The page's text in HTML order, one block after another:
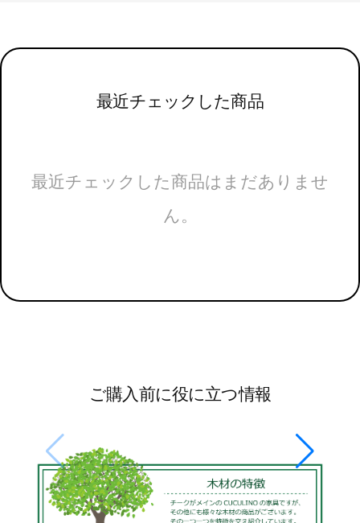
最近チェックした商品
最近チェックした商品はまだありませ
ん。
ご購入前に役に立つ情報